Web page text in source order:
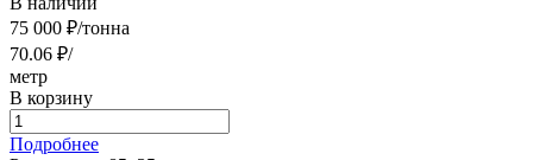
75 000 ₽/тонна
70.06 ₽/
метр
В корзину
Подробнее